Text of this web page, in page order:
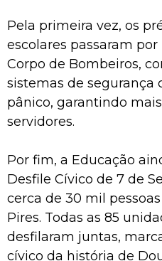
Pela primeira vez, os
escolares passaram
Corpo de Bombeiros,
sistemas de segurança
pânico, garantindo
servidores.
Por fim, a Educação
Desfile Cívico de 7 de
cerca de 30 mil
Pires. Todas as 85
desfilaram juntas,
cívico da história de